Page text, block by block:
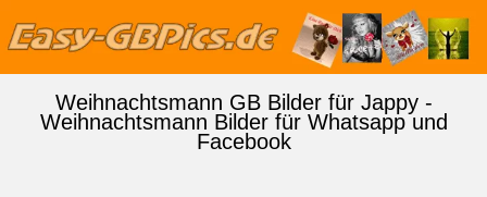
Weihnachtsmann GB Bilder für Jappy -
Weihnachtsmann Bilder für Whatsapp und
Facebook